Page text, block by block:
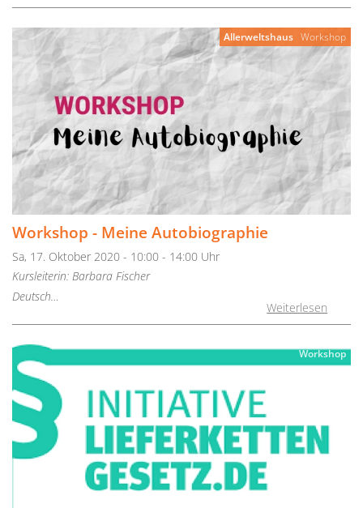
Allerweltshaus Workshop
Workshop - Meine Autobiographie
Sa, 17. Oktober 2020 - 10:00 - 14:00 Uhr
Kursleiterin: Barbara Fischer
Deutsch…
Weiterlesen
Workshop